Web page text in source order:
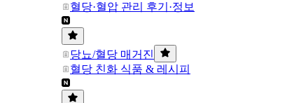
혈당·혈압 관리 후기·정보
당뇨/혈당 매거진
혈당 친화 식품 & 레시피